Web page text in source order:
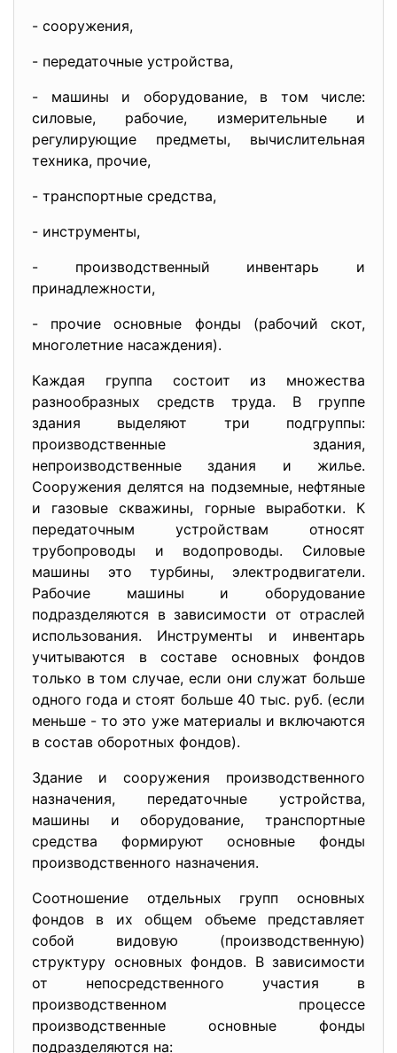
- сооружения,
- передаточные устройства,
- машины и оборудование, в том числе:
силовые, рабочие, измерительные и
регулирующие предметы, вычислительная
техника, прочие,
- транспортные средства,
- инструменты,
- производственный инвентарь и
принадлежности,
- прочие основные фонды (рабочий скот,
многолетние насаждения).
Каждая группа состоит из множества
разнообразных средств труда. В группе
здания выделяют три подгруппы:
производственные здания,
непроизводственные здания и жилье.
Сооружения делятся на подземные, нефтяные
и газовые скважины, горные выработки. К
передаточным устройствам относят
трубопроводы и водопроводы. Силовые
машины это турбины, электродвигатели.
Рабочие машины и оборудование
подразделяются в зависимости от отраслей
использования. Инструменты и инвентарь
учитываются в составе основных фондов
только в том случае, если они служат больше
одного года и стоят больше 40 тыс. руб. (если
меньше - то это уже материалы и включаются
в состав оборотных фондов).
Здание и сооружения производственного
назначения, передаточные устройства,
машины и оборудование, транспортные
средства формируют основные фонды
производственного назначения.
Соотношение отдельных групп основных
фондов в их общем объеме представляет
собой видовую (производственную)
структуру основных фондов. В зависимости
от непосредственного участия в
производственном процессе
производственные основные фонды
подразделяются на: